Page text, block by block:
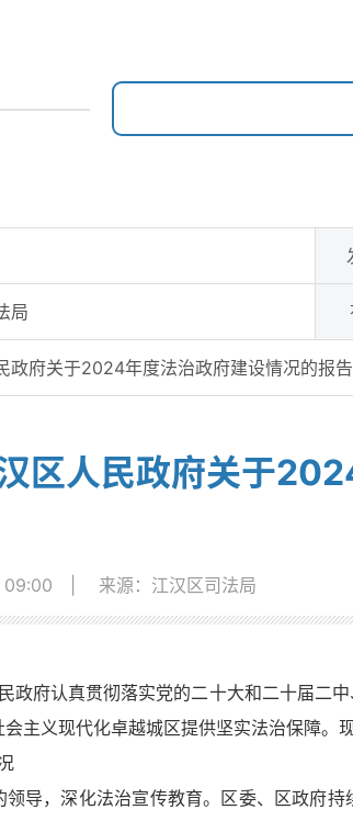
局
政府关于2024年度法治政府建设情况的报告
区人民政府关于
09:00 来源：江汉区司法局
政府认真贯彻落实党的二十大和二十届二
主义现代化卓越城区提供坚实法治保障。
领导，深化法治宣传教育。区委、区政府